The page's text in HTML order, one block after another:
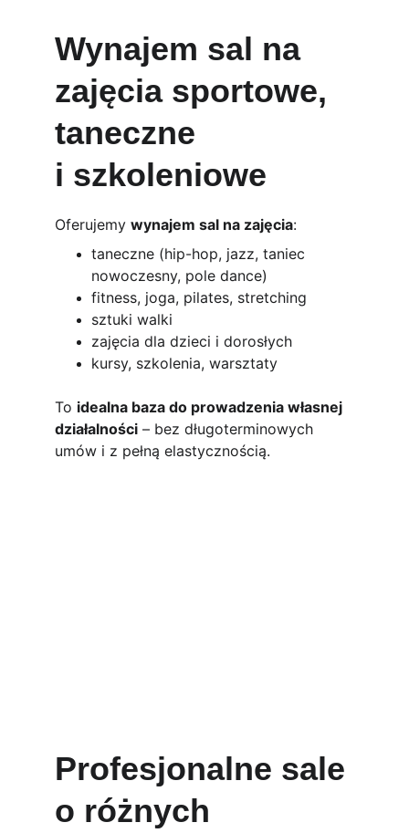
Wynajem sal na
zajęcia sportowe,
taneczne
i szkoleniowe
Oferujemy wynajem sal na zajęcia:
taneczne (hip-hop, jazz, taniec
nowoczesny, pole dance)
fitness, joga, pilates, stretching
sztuki walki
zajęcia dla dzieci i dorosłych
kursy, szkolenia, warsztaty
To idealna baza do prowadzenia własnej
działalności – bez długoterminowych
umów i z pełną elastycznością.
Profesjonalne sale
o różnych